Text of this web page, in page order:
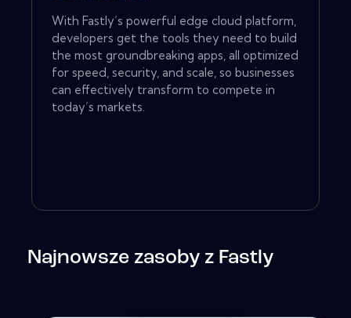
With Fastly’s powerful edge cloud platform,
developers get the tools they need to build
the most groundbreaking apps, all optimized
for speed, security, and scale, so businesses
can effectively transform to compete in
today’s markets.
Najnowsze zasoby z Fastly